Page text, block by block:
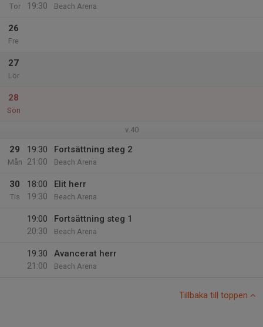
Tor
19:30
Beach Arena
26
Fre
27
Lör
28
Sön
v.40
29
Mån
19:30
21:00
Fortsättning steg 2
Beach Arena
30
Tis
18:00
19:30
Elit herr
Beach Arena
19:00
20:30
Fortsättning steg 1
Beach Arena
19:30
21:00
Avancerat herr
Beach Arena
Tillbaka till toppen